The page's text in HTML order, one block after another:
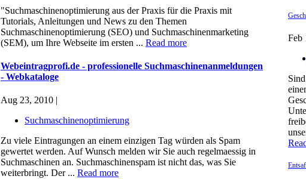
Feb
"Suchmaschinenoptimierung aus der Praxis für die Praxis mit
Tutorials, Anleitungen und News zu den Themen
Suchmaschinenoptimierung (SEO) und Suchmaschinenmarketing
(SEM), um Ihre Webseite im ersten ... Read more
Webeintragprofi.de - professionelle Suchmaschinenanmeldungen
- Webkataloge
Aug 23, 2010 |
Suchmaschinenoptimierung
Zu viele Eintragungen an einem einzigen Tag würden als Spam
gewertet werden. Auf Wunsch melden wir Sie auch regelmaessig in
Suchmaschinen an. Suchmaschinenspam ist nicht das, was Sie
weiterbringt. Der ... Read more